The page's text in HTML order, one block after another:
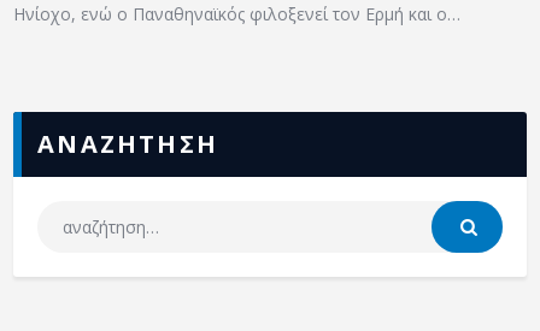
Ηνίοχο, ενώ ο Παναθηναϊκός φιλοξενεί τον Ερμή και ο…
ΑΝΑΖΗΤΗΣΗ